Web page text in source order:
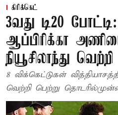
கிரிக்கெட்
3வது டி20
ஆப்பிரிக்கா
நியூசிலாந்து வெற்றி
8 விக்கெட்டுகள்
வெற்றி பெற்று